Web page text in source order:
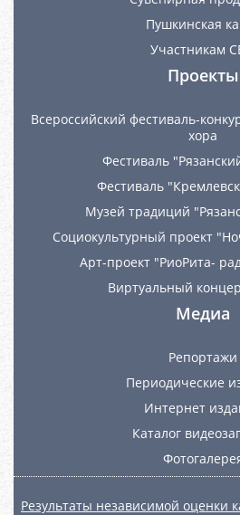
Пушкинская
Участникам
Проекты
Всероссийский фестиваль-
хора
Фестиваль
Фестиваль
Музей традиций
Социокультурный проект
Арт-проект "РиоРита-
Виртуальный
Медиа
Репортажи
Периодические
Интернет
Каталог
Результаты независимой оценки